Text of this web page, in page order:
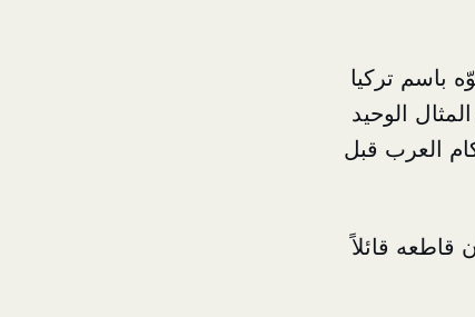
باسم تركيا
الوحيد
العرب قبل
قائلاً